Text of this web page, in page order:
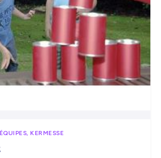
KERMESSE